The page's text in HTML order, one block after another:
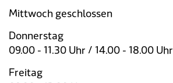
Mittwoch geschlossen
Donnerstag
09.00 - 11.30 Uhr / 14.00 - 18.00 Uhr
Freitag